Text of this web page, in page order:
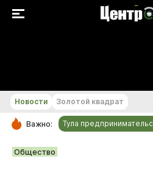
РУБРИКИ
Новости Золотой квадрат
Важно: Тула
Общество